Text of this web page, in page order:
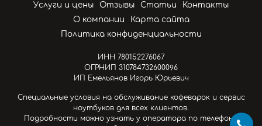
Услуги и цены
Отзывы Статьи
Контакты
О компании
Карта сайта
Политика конфиденциальности
ИНН 780152276067
ОГРНИП 310784732600096
ИП Емельянов Игорь Юрьевич
Специальные условия на обслуживание кофеварок и сервис
ноутбуков для всех клиентов.
Подробности можно узнать у оператора по телефону.